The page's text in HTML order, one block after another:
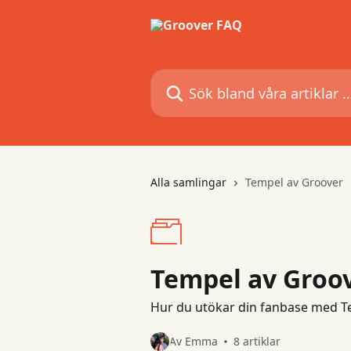
Sök bland våra artiklar …
Alla samlingar Tempel av Groover
Tempel av
Hur du utökar din fanbase med
Av Emma 8 artiklar